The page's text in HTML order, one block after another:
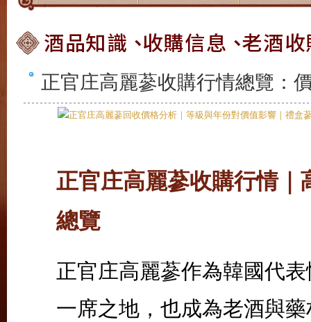
正官庄高麗蔘收購行情總覽：
正官庄高麗蔘收購行情｜
總覽
正官庄高麗蔘作為韓國代
一席之地，也成為老酒與